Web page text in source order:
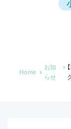
入学
Home
お知
らせ